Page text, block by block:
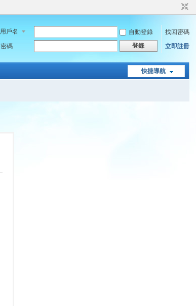
用戶名 自動登錄
找回密碼
密碼
登錄 立即註冊
快捷導航